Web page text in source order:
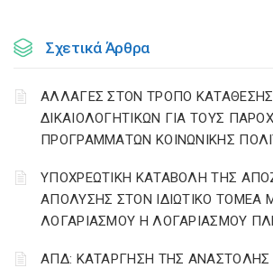
Σχετικά Άρθρα
ΑΛΛΑΓΕΣ ΣΤΟΝ ΤΡΟΠΟ ΚΑΤΑΘΕΣΗΣ
ΔΙΚΑΙΟΛΟΓΗΤΙΚΩΝ ΓΙΑ ΤΟΥΣ
ΠΡΟΓΡΑΜΜΑΤΩΝ ΚΟΙΝΩΝΙΚΗΣ
YΠΟΧΡΕΩΤΙΚΗ ΚΑΤΑΒΟΛΗ ΤΗΣ
ΑΠΟΛΥΣΗΣ ΣΤΟΝ ΙΔΙΩΤΙΚΟ ΤΟΜΕΑ
ΛΟΓΑΡΙΑΣΜΟΥ Η ΛΟΓΑΡΙΑΣΜΟΥ
ΑΠΔ: ΚΑΤΑΡΓΗΣΗ ΤΗΣ ΑΝΑΣΤΟΛΗΣ